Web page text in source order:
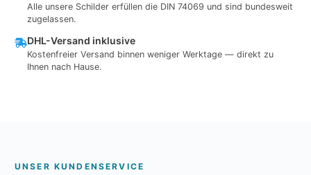
Alle unsere Schilder erfüllen die DIN 74069 und sind bundesweit
zugelassen.
DHL-Versand inklusive
Kostenfreier Versand binnen weniger Werktage — direkt zu
Ihnen nach Hause.
UNSER KUNDENSERVICE